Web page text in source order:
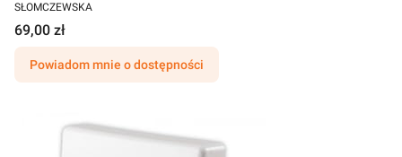
SŁOMCZEWSKA
69,00 zł
Powiadom mnie o dostępności